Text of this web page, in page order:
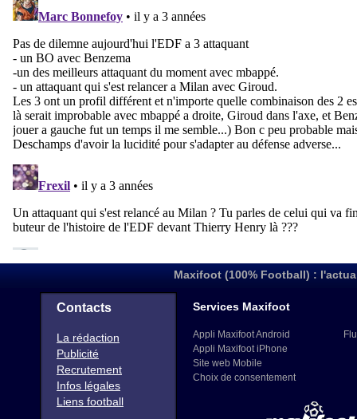
Maxifoot (100% Football) :
Contacts
La rédaction
Publicité
Recrutement
Infos légales
Liens football
Services Maxifoot
Appli Maxifoot Android
Appli Maxifoot iPhone
Site web Mobile
Choix de consentement